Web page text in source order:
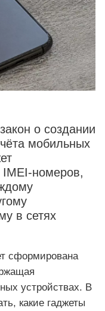
о создании
мобильных
IMEI-номеров,
в сетях
сформирована
устройствах. В
какие гаджеты